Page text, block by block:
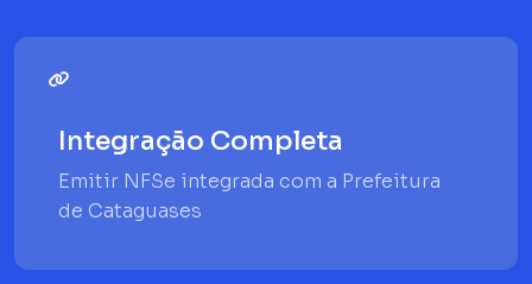
Integração Completa
Emitir NFSe integrada com a Prefeitura
de Cataguases